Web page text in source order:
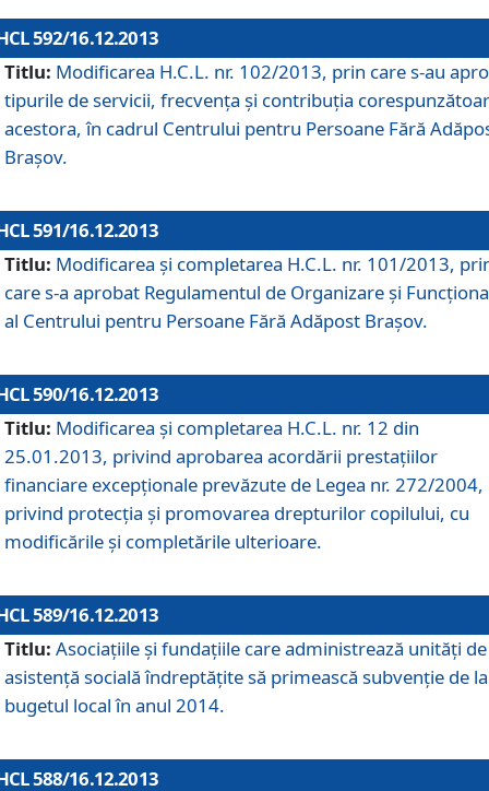
592/16.12.2013
Titlu: Modificarea H.C.L. nr. 102/2013, prin care s-au
tipurile de servicii, frecvenţa şi contribuţia
acestora, în cadrul Centrului pentru Persoane Fără
Braşov.
591/16.12.2013
Titlu: Modificarea şi completarea H.C.L. nr. 101/2013,
care s-a aprobat Regulamentul de Organizare şi
al Centrului pentru Persoane Fără Adăpost Braşov.
590/16.12.2013
Titlu: Modificarea şi completarea H.C.L. nr. 12 din
25.01.2013, privind aprobarea acordării prestaţiilor
financiare excepţionale prevăzute de Legea nr. 272/2004,
privind protecţia şi promovarea drepturilor copilului, cu
modificările şi completările ulterioare.
589/16.12.2013
Titlu: Asociaţiile şi fundaţiile care administrează unităţi de
asistenţă socială îndreptăţite să primească subvenţie de la
bugetul local în anul 2014.
588/16.12.2013